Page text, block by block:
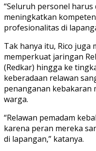
“Seluruh personel
meningkatkan
profesionalitas di
Tak hanya itu, Rico
memperkuat jaringan
(Redkar) hingga ke
keberadaan relawan
penanganan kebakaran
warga.
“Relawan pemadam
karena peran mereka
di lapangan,” katanya.